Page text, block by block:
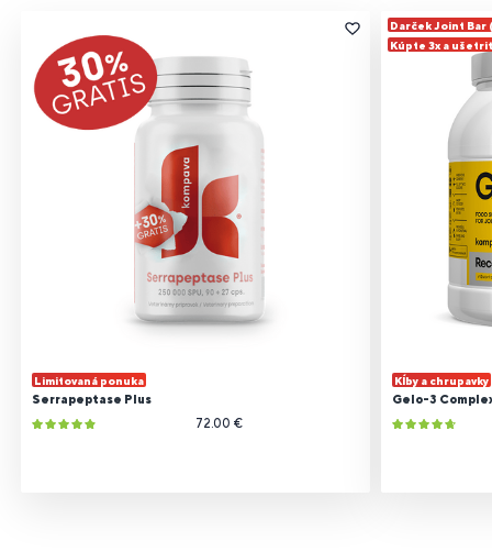
Limitovaná ponuka
Serrapeptase Plus
72.00 €
Darček Joint Bar
Kúpte 3x a
Kĺby a chrupavky
Gelo-3